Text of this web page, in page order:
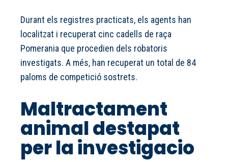
Durant els registres practicats, els agents han
localitzat i recuperat cinc cadells de raça
Pomerania que procedien dels robatoris
investigats. A més, han recuperat un total de 84
paloms de competició sostrets.
Maltractament
animal destapat
per la investigacio